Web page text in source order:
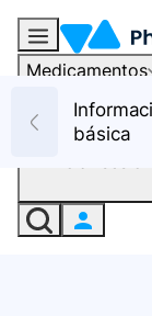
Medicamentos
Recursos
básica